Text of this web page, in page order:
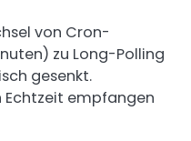
von Cron-
zu Long-Polling
gesenkt.
Echtzeit empfangen